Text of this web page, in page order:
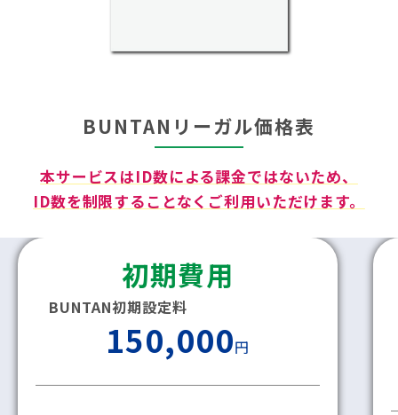
BUNTANリーガル価格表
本サービスはID数による課⾦ではないため、
ID数を制限することなくご利⽤いただけます。
初期費用
BUNTAN初期設定料
150,000円